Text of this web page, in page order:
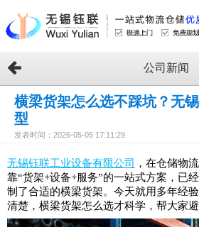
公司新闻
横梁货架怎么选不踩坑？无
型
发表时间：2026-05-05 17:11:29
无锡钰联工业设备有限公司
，在仓储物
靠“货架+设备+服务”的一站式方案，已
制了合适的横梁货架。今天就用多年经
清楚，横梁货架怎么选才科学，帮大家